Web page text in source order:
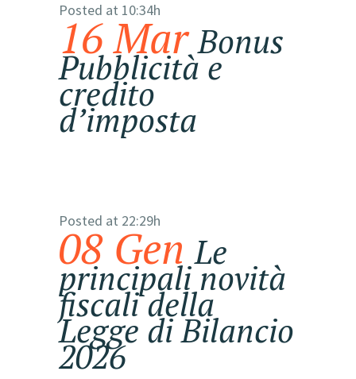
16 Mar Bonus
Pubblicità e
credito
d’imposta
Posted at 10:34h
08 Gen Le
principali novità
fiscali della
Legge di Bilancio
2026
Posted at 22:29h